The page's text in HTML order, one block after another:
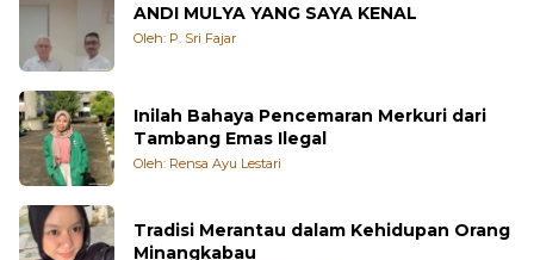
ANDI MULYA YANG SAYA KENAL
Oleh: P. Sri Fajar
Inilah Bahaya Pencemaran Merkuri dari
Tambang Emas Ilegal
Oleh: Rensa Ayu Lestari
Tradisi Merantau dalam Kehidupan Orang
Minangkabau